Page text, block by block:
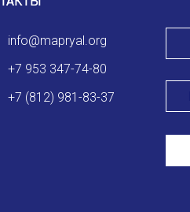
info@mapryal.org
+7 953 347-74-80
+7 (812) 981-83-37